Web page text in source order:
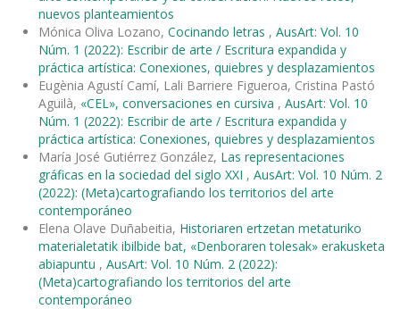
nuevos planteamientos
Mónica Oliva Lozano, Cocinando letras , AusArt: Vol. 10
Núm. 1 (2022): Escribir de arte / Escritura expandida y
práctica artística: Conexiones, quiebres y desplazamientos
Eugènia Agustí Camí, Lali Barriere Figueroa, Cristina Pastó
Aguilà, «CEL», conversaciones en cursiva , AusArt: Vol. 10
Núm. 1 (2022): Escribir de arte / Escritura expandida y
práctica artística: Conexiones, quiebres y desplazamientos
María José Gutiérrez González, Las representaciones
gráficas en la sociedad del siglo XXI , AusArt: Vol. 10 Núm. 2
(2022): (Meta)cartografiando los territorios del arte
contemporáneo
Elena Olave Duñabeitia, Historiaren ertzetan metaturiko
materialetatik ibilbide bat, «Denboraren tolesak» erakusketa
abiapuntu , AusArt: Vol. 10 Núm. 2 (2022):
(Meta)cartografiando los territorios del arte
contemporáneo